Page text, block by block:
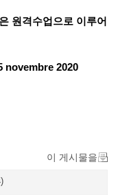
원격수업으로 이루어
novembre 2020
이 게시물을